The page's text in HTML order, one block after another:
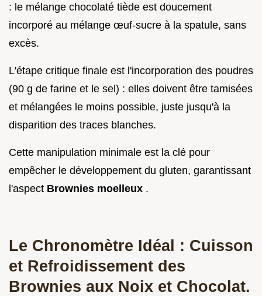
: le mélange chocolaté tiède est doucement
incorporé au mélange œuf-sucre à la spatule, sans
excès.
L'étape critique finale est l'incorporation des poudres
(90 g de farine et le sel) : elles doivent être tamisées
et mélangées le moins possible, juste jusqu'à la
disparition des traces blanches.
Cette manipulation minimale est la clé pour
empêcher le développement du gluten, garantissant
l'aspect Brownies moelleux .
Le Chronomètre Idéal : Cuisson
et Refroidissement des
Brownies aux Noix et Chocolat.